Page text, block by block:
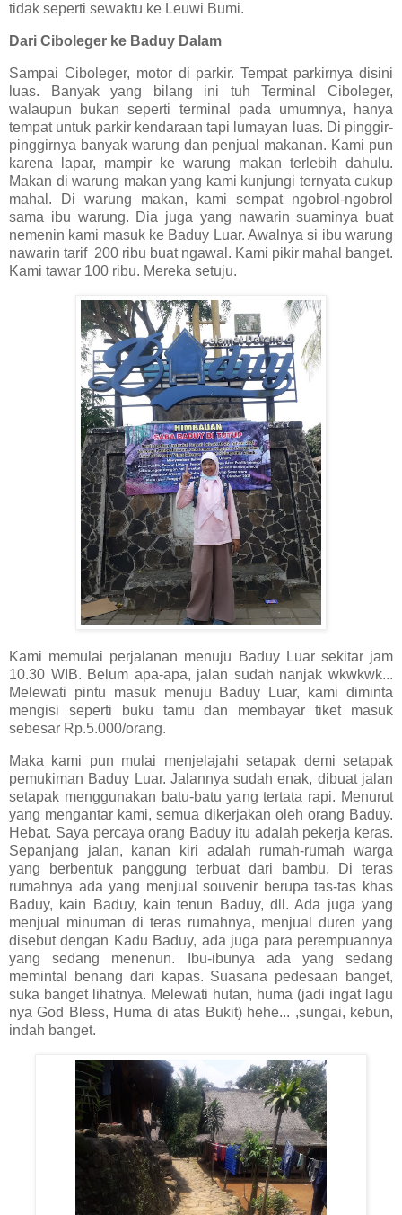
tidak seperti sewaktu ke Leuwi Bumi.
Dari Ciboleger ke Baduy Dalam
Sampai Ciboleger, motor di parkir. Tempat parkirnya disini
luas. Banyak yang bilang ini tuh Terminal Ciboleger,
walaupun bukan seperti terminal pada umumnya, hanya
tempat untuk parkir kendaraan tapi lumayan luas. Di pinggir-
pinggirnya banyak warung dan penjual makanan. Kami pun
karena lapar, mampir ke warung makan terlebih dahulu.
Makan di warung makan yang kami kunjungi ternyata cukup
mahal. Di warung makan, kami sempat ngobrol-ngobrol
sama ibu warung. Dia juga yang nawarin suaminya buat
nemenin kami masuk ke Baduy Luar. Awalnya si ibu warung
nawarin tarif 200 ribu buat ngawal. Kami pikir mahal banget.
Kami tawar 100 ribu. Mereka setuju.
Kami memulai perjalanan menuju Baduy Luar sekitar jam
10.30 WIB. Belum apa-apa, jalan sudah nanjak wkwkwk...
Melewati pintu masuk menuju Baduy Luar, kami diminta
mengisi seperti buku tamu dan membayar tiket masuk
sebesar Rp.5.000/orang.
Maka kami pun mulai menjelajahi setapak demi setapak
pemukiman Baduy Luar. Jalannya sudah enak, dibuat jalan
setapak menggunakan batu-batu yang tertata rapi. Menurut
yang mengantar kami, semua dikerjakan oleh orang Baduy.
Hebat. Saya percaya orang Baduy itu adalah pekerja keras.
Sepanjang jalan, kanan kiri adalah rumah-rumah warga
yang berbentuk panggung terbuat dari bambu. Di teras
rumahnya ada yang menjual souvenir berupa tas-tas khas
Baduy, kain Baduy, kain tenun Baduy, dll. Ada juga yang
menjual minuman di teras rumahnya, menjual duren yang
disebut dengan Kadu Baduy, ada juga para perempuannya
yang sedang menenun. Ibu-ibunya ada yang sedang
memintal benang dari kapas. Suasana pedesaan banget,
suka banget lihatnya. Melewati hutan, huma (jadi ingat lagu
nya God Bless, Huma di atas Bukit) hehe... ,sungai, kebun,
indah banget.